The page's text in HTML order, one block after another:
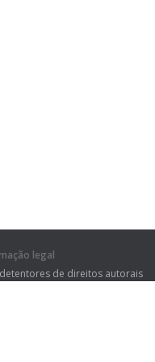
legal
detentores de direitos autorais